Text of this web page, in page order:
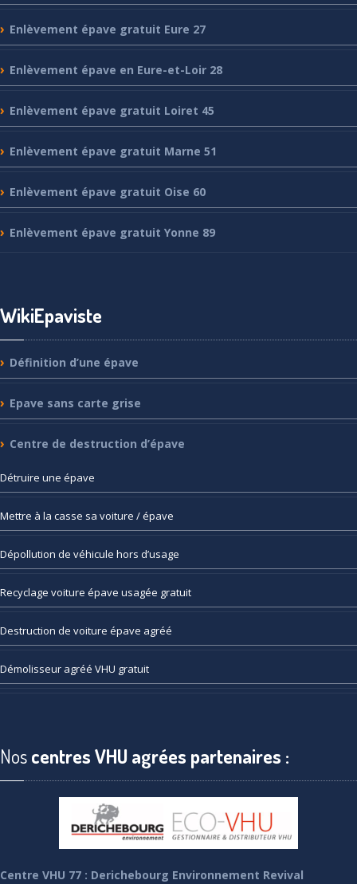
Enlèvement épave gratuit Eure 27
Enlèvement épave en Eure-et-Loir 28
Enlèvement épave gratuit Loiret 45
Enlèvement épave gratuit Marne 51
Enlèvement épave gratuit Oise 60
Enlèvement épave gratuit Yonne 89
WikiEpaviste
Définition d’une épave
Epave sans carte grise
Centre de destruction d’épave
Détruire une épave
Mettre à la casse sa voiture / épave
Dépollution de véhicule hors d’usage
Recyclage voiture épave usagée gratuit
Destruction de voiture épave agréé
Démolisseur agréé VHU gratuit
Noscentres VHU agrées partenaires :
Centre VHU 77 : Derichebourg Environnement Revival